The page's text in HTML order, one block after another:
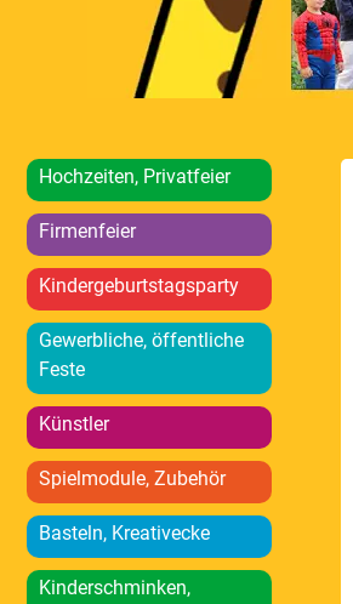
Hochzeiten, Privatfeier
Firmenfeier
Kindergeburtstagsparty
Gewerbliche, öffentliche
Feste
Künstler
Spielmodule, Zubehör
Basteln, Kreativecke
Kinderschminken,